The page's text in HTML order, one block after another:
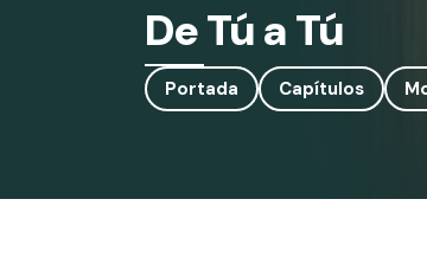
De Tú a Tú
Portada Capítulos